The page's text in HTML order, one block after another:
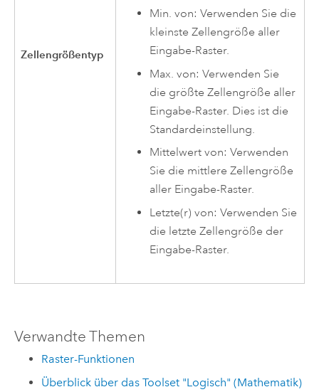
Zellengrößentyp
Min. von: Verwenden Sie die
kleinste Zellengröße aller
Eingabe-Raster.
Max. von: Verwenden Sie
die größte Zellengröße aller
Eingabe-Raster. Dies ist die
Standardeinstellung.
Mittelwert von: Verwenden
Sie die mittlere Zellengröße
aller Eingabe-Raster.
Letzte(r) von: Verwenden Sie
die letzte Zellengröße der
Eingabe-Raster.
Verwandte Themen
Raster-Funktionen
Überblick über das Toolset "Logisch" (Mathematik)